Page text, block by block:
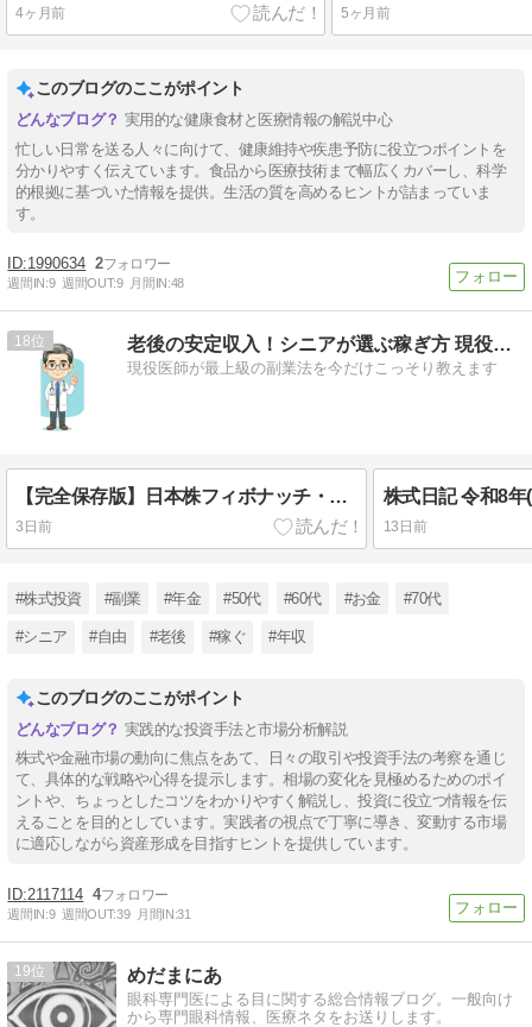
4ヶ月前 5ヶ月前
このブログのここがポイント
実用的な健康食材と医療情報の解説中心
忙しい日常を送る人々に向けて、健康維持や疾患予防に役立つポイントを
分かりやすく伝えています。食品から医療技術まで幅広くカバーし、科学
的根拠に基づいた情報を提供。生活の質を高めるヒントが詰まっていま
す。
1990634 2
週間IN:9 週間OUT:9 月間IN:48
18 老後の安定収入！シニアが選ぶ稼ぎ方 現役医師が最上級の副業法
現役医師が最上級の副業法を今だけこっそり教えます
【完全保存版】日本株フィボナッチ・リトレースメント徹底攻略バイブル：なぜ株価は「黄金比」で完璧に反発するのか？
3日前
株式日記 令和8年
13日前
#株式投資 #副業 #年金 #50代 #60代 #お金 #70代
#シニア #自由 #老後 #稼ぐ #年収
このブログのここがポイント
実践的な投資手法と市場分析解説
株式や金融市場の動向に焦点をあて、日々の取引や投資手法の考察を通じ
て、具体的な戦略や心得を提示します。相場の変化を見極めるためのポイ
ントや、ちょっとしたコツをわかりやすく解説し、投資に役立つ情報を伝
えることを目的としています。実践者の視点で丁寧に導き、変動する市場
に適応しながら資産形成を目指すヒントを提供しています。
2117114 4
週間IN:9 週間OUT:39 月間IN:31
19 めだまにあ
眼科専門医による目に関する総合情報ブログ。一般向け
から専門眼科情報、医療ネタをお送りします。